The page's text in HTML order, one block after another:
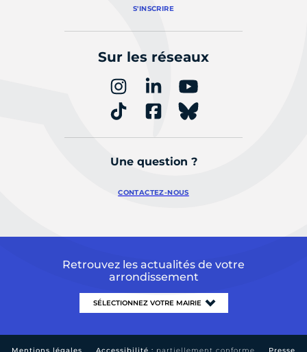
S'INSCRIRE
Sur les réseaux
Une question ?
CONTACTEZ-NOUS
Retrouvez les actualités de votre
arrondissement
Mentions légales Accessibilité : partiellement conforme Presse